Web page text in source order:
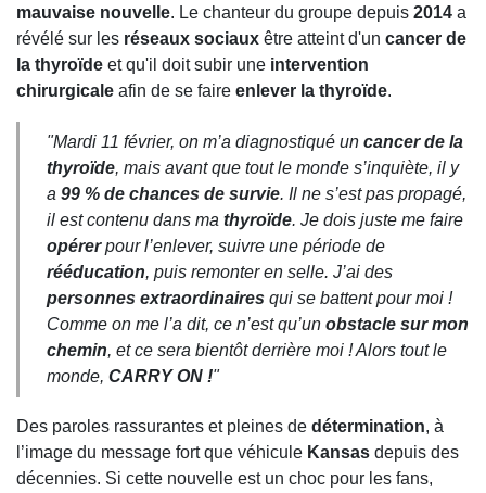
mauvaise nouvelle. Le chanteur du groupe depuis 2014 a
révélé sur les réseaux sociaux être atteint d'un cancer de
la thyroïde et qu'il doit subir une intervention
chirurgicale afin de se faire enlever la thyroïde.
"Mardi 11 février, on m’a diagnostiqué un cancer de la
thyroïde, mais avant que tout le monde s’inquiète, il y
a 99 % de chances de survie. Il ne s’est pas propagé,
il est contenu dans ma thyroïde. Je dois juste me faire
opérerpour l’enlever, suivre une période de
rééducation, puis remonter en selle. J’ai des
personnes extraordinaires qui se battent pour moi !
Comme on me l’a dit, ce n’est qu’un obstacle sur mon
chemin, et ce sera bientôt derrière moi ! Alors tout le
monde, CARRY ON !"
Des paroles rassurantes et pleines de détermination, à
l’image du message fort que véhicule Kansas depuis des
décennies. Si cette nouvelle est un choc pour les fans,